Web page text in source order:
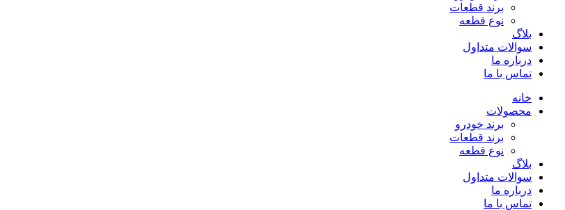
برند قطعات
نوع قطعه
بلاگ
سوالات متداول
درباره ما
تماس با ما
خانه
محصولات
برند خودرو
برند قطعات
نوع قطعه
بلاگ
سوالات متداول
درباره ما
تماس با ما